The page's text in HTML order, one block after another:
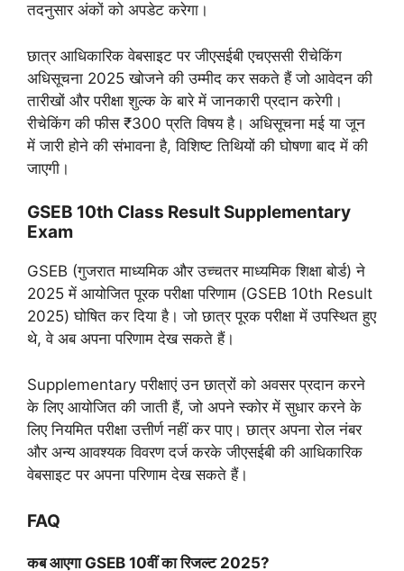
तदनुसार अंकों को अपडेट करेगा।
छात्र आधिकारिक वेबसाइट पर जीएसईबी एचएससी रीचेकिंग
अधिसूचना 2025 खोजने की उम्मीद कर सकते हैं जो आवेदन की
तारीखों और परीक्षा शुल्क के बारे में जानकारी प्रदान करेगी।
रीचेकिंग की फीस ₹300 प्रति विषय है। अधिसूचना मई या जून
में जारी होने की संभावना है, विशिष्ट तिथियों की घोषणा बाद में की
जाएगी।
GSEB 10th Class Result Supplementary
Exam
GSEB (गुजरात माध्यमिक और उच्चतर माध्यमिक शिक्षा बोर्ड) ने
2025 में आयोजित पूरक परीक्षा परिणाम (GSEB 10th Result
2025) घोषित कर दिया है। जो छात्र पूरक परीक्षा में उपस्थित हुए
थे, वे अब अपना परिणाम देख सकते हैं।
Supplementary परीक्षाएं उन छात्रों को अवसर प्रदान करने
के लिए आयोजित की जाती हैं, जो अपने स्कोर में सुधार करने के
लिए नियमित परीक्षा उत्तीर्ण नहीं कर पाए। छात्र अपना रोल नंबर
और अन्य आवश्यक विवरण दर्ज करके जीएसईबी की आधिकारिक
वेबसाइट पर अपना परिणाम देख सकते हैं।
FAQ
कब आएगा GSEB 10वीं का रिजल्ट 2025?